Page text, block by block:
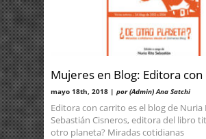
Mujeres en Blog: Editora
mayo 18th, 2018 | por (Admin) Ana Satchi
Editora con carrito es el blog de Nuria
Sebastián Cisneros, editora del libro
otro planeta? Miradas cotidianas